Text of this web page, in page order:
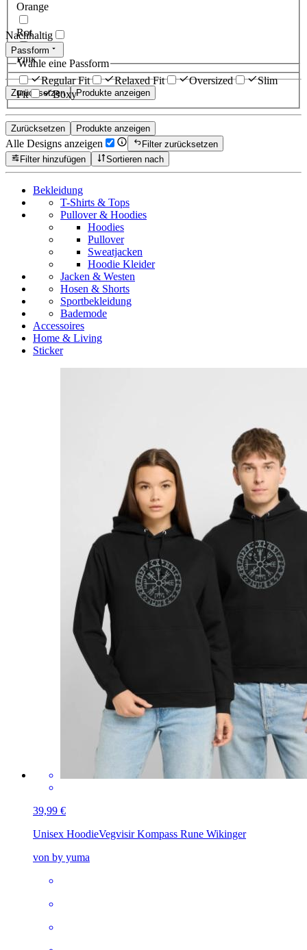
Orange
Rot
Pink
Zurücksetzen Produkte anzeigen
Nachhaltig
Passform
Wähle eine Passform
Regular Fit
Relaxed Fit Oversized
Slim
Fit
Boxy
Zurücksetzen Produkte anzeigen
Alle Designs anzeigen
Filter zurücksetzen
Filter hinzufügen
Sortieren nach
Bekleidung
T-Shirts & Tops
Pullover & Hoodies
Hoodies
Pullover
Sweatjacken
Hoodie Kleider
Jacken & Westen
Hosen & Shorts
Sportbekleidung
Bademode
Accessoires
Home & Living
Sticker
39,99 €
Unisex HoodieVegvisir Kompass Rune Wikinger
von by yuma